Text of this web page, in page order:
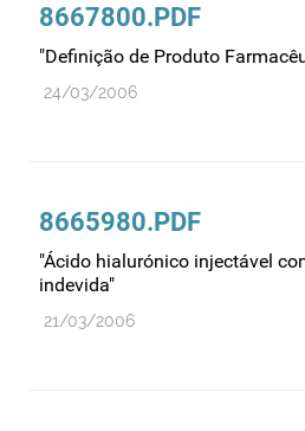
Relações internacionais
Substâncias controladas
Supervisão do mercado
Utilização
Vigilância de cosméticos
8667800.PDF
"Definição de Produto
24/03/2006
8665980.PDF
"Ácido hialurónico injectável
indevida"
21/03/2006